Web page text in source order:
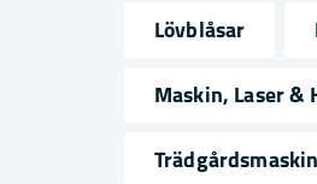
Lövblåsar
Maskin, Laser &